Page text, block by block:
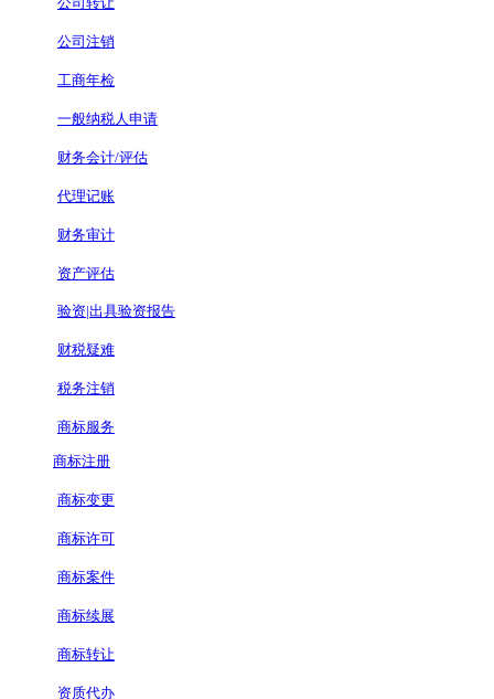
公司注销
工商年检
一般纳税人申请
财务会计/评估
代理记账
财务审计
资产评估
验资|出具验资报告
财税疑难
税务注销
商标服务
商标注册
商标变更
商标许可
商标案件
商标续展
商标转让
资质代办